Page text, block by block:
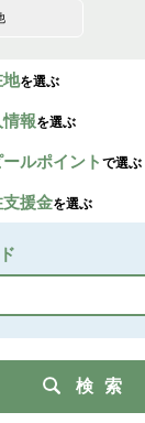
地を選ぶ
報を選ぶ
ルポイント で選ぶ
援金を選ぶ
検索